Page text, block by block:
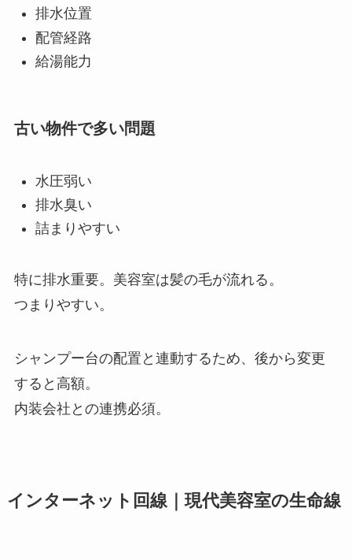
排水位置
配管経路
給湯能力
古い物件で多い問題
水圧弱い
排水臭い
詰まりやすい
特に排水重要。美容室は髪の毛が流れる。
つまりやすい。
シャンプー台の配置と連動するため、後から変更
すると高額。
内装会社との連携必須。
インターネット回線｜現代美容室の生命線